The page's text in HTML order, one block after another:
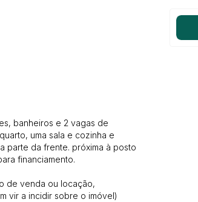
banheiros e 2 vagas de
uma sala e cozinha e
parte da frente. próxima à posto
financiamento.
de venda ou locação,
vir a incidir sobre o imóvel)